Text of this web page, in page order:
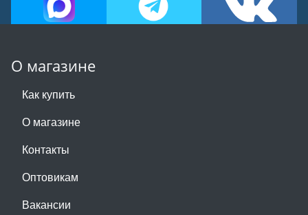
О магазине
Как купить
О магазине
Контакты
Оптовикам
Вакансии